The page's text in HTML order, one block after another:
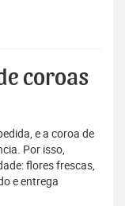
coroas
e a coroa de
Por isso,
flores frescas,
e entrega